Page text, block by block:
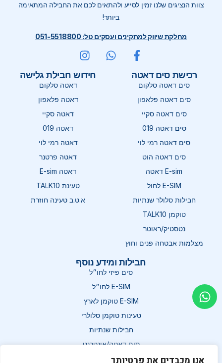
צוות הנציגים שלנו זמין לסייע ולהתאים לכם את החבילה המתאימה
ביותר!
מחלקת שיווק למתקינים ועסקים טל: 051-5518800
רכישת סים דאטה
סים דאטה סלקום
סים דאטה פלאפון
סים דאטה סקיי
סים דאטה 019
סים דאטה רמי לוי
סים דאטה הוט
E-sim דאטה
E-SIM לחול
חבילות סלולר שנתיות
טוקמן TALK10
נטסטיק/ראוטר
מצלמות אבטחה פנים וחוץ
חידוש חבילת גלישה
דאטה סלקום
דאטה פלאפון
דאטה סקיי
דאטה 019
דאטה רמי לוי
דאטה פרטנר
דאטה E-sim
טעינת TALK10
א.ט.ב טעינה חוזרת
חבילות ומידע נוסף
סים פיזי לחו״ל
E-SIM לחו״ל
E-SIM טוקמן לארץ
טעינות טוקמן סלולרי
חבילות שנתיות
סים דאטה/אינטרנט
דאטה טעינות חוזרות